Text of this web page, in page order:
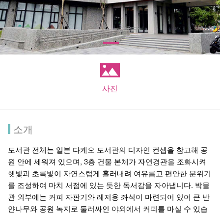
사진
소개
도서관 전체는 일본 다케오 도서관의 디자인 컨셉을 참고해 공
원 안에 세워져 있으며, 3층 건물 본체가 자연경관을 조화시켜
햇빛과 초록빛이 자연스럽게 흘러내려 여유롭고 편안한 분위기
를 조성하여 마치 서점에 있는 듯한 독서감을 자아냅니다. 박물
관 외부에는 커피 자판기와 레저용 좌석이 마련되어 있어 큰 반
얀나무와 공원 녹지로 둘러싸인 야외에서 커피를 마실 수 있습